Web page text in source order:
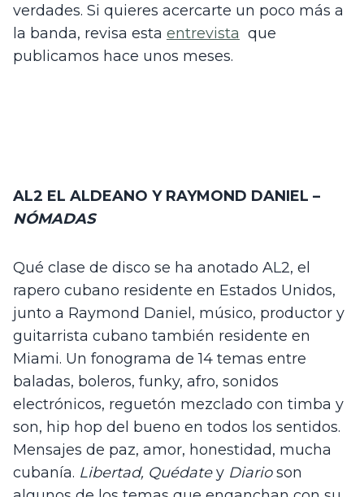
verdades. Si quieres acercarte un poco más a
la banda, revisa esta entrevista que
publicamos hace unos meses.
NÓMADAS
Qué clase de disco se ha anotado AL2, el
rapero cubano residente en Estados Unidos,
junto a Raymond Daniel, músico, productor y
guitarrista cubano también residente en
Miami. Un fonograma de 14 temas entre
baladas, boleros, funky, afro, sonidos
electrónicos, reguetón mezclado con timba y
son, hip hop del bueno en todos los sentidos.
Mensajes de paz, amor, honestidad, mucha
cubanía. Libertad, Quédate y Diario son